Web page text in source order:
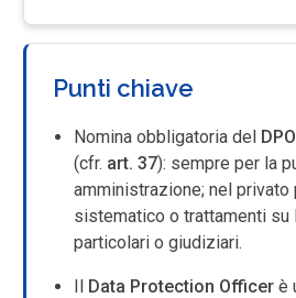
Punti chiave
Nomina obbligatoria del DPO
(cfr. art. 37): sempre per la
amministrazione; nel privato
sistematico o trattamenti su
particolari o giudiziari.
Il Data Protection Officer è